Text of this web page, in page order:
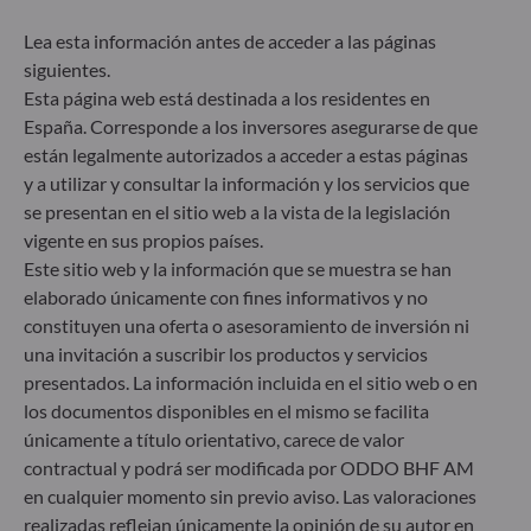
adversas de las decisiones de inversión en los
factores de sostenibilidad en el proceso de toma de
decisiones. Artículo 8: El equipo de gestión aborda
los riesgos de sostenibilidad integrando criterios
ESG (medioambientales, sociales y/o de gobierno
corporativo) en su proceso de toma de decisiones
de inversión. Artículo 9: El equipo de gestión
persigue un objetivo de inversión estrictamente
sostenible que contribuye de forma significativa a
los desafíos de la transición ecológica y aborda los
riesgos de sostenibilidad mediante las
calificaciones proporcionadas por el proveedor de
datos ESG externo de la Sociedad gestora.
Lea esta información antes de acceder a las páginas
siguientes.
Esta página web está destinada a los residentes en
España. Corresponde a los inversores asegurarse de que
están legalmente autorizados a acceder a estas páginas
y a utilizar y consultar la información y los servicios que
se presentan en el sitio web a la vista de la legislación
vigente en sus propios países.
Este sitio web y la información que se muestra se han
elaborado únicamente con fines informativos y no
constituyen una oferta o asesoramiento de inversión ni
una invitación a suscribir los productos y servicios
presentados. La información incluida en el sitio web o en
los documentos disponibles en el mismo se facilita
únicamente a título orientativo, carece de valor
contractual y podrá ser modificada por ODDO BHF AM
en cualquier momento sin previo aviso. Las valoraciones
realizadas reflejan únicamente la opinión de su autor en